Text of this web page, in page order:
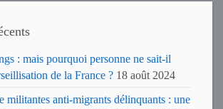
: mais pourquoi personne ne sait-il
de la France ? 18 août 2024
militantes anti-migrants délinquants : une